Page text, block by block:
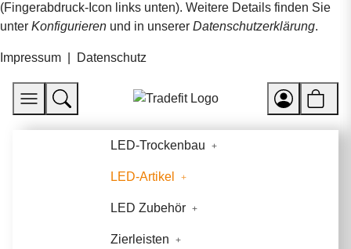
(Fingerabdruck-Icon links unten). Weitere Details finden Sie
unter Konfigurieren und in unserer Datenschutzerklärung.
Impressum Datenschutz
LED-Trockenbau
LED-Artikel
LED Zubehör
Zierleisten